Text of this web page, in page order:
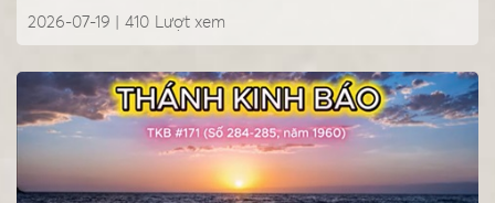
2026-07-19 | Lượt xem
410